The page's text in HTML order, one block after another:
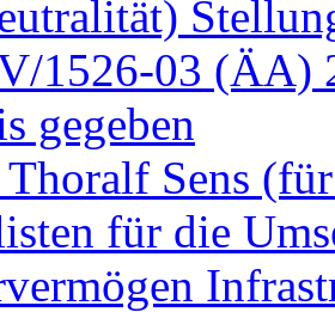
1526-03 (ÄA)
gegeben
Sens
für die